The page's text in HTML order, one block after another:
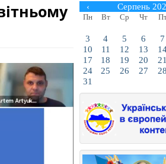
‹ Серпень
Пн Вт Ср Чт
3
4 5 6 7
10
11 12 13
17
18 19 20 21
24
25 26 27 28
31